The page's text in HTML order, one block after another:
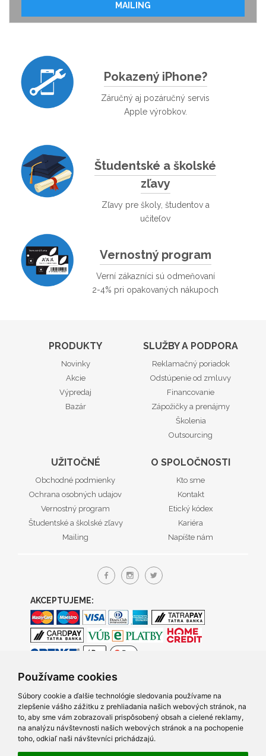
Používame cookies
Súbory cookie a ďalšie technológie sledovania používame na
zlepšenie vášho zážitku z prehliadania našich webových stránok, na
to, aby sme vám zobrazovali prispôsobený obsah a cielené reklamy,
na analýzu návštevnosti našich webových stránok a na pochopenie
toho, odkiaľ naši návštevníci prichádzajú.
MAILING
Pokazený iPhone?
Záručný aj pozáručný servis
Apple výrobkov.
Študentské a školské
zľavy
Zľavy pre školy, študentov a
učiteľov
Vernostný program
Verní zákazníci sú odmeňovaní
2-4% pri opakovaných nákupoch
PRODUKTY
Novinky
Akcie
Výpredaj
Bazár
SLUŽBY A PODPORA
Reklamačný poriadok
Odstúpenie od zmluvy
Financovanie
Zápožičky a prenájmy
Školenia
Outsourcing
UŽITOČNÉ
Obchodné podmienky
Ochrana osobných udajov
Vernostný program
Študentské a školské zľavy
Mailing
O SPOLOČNOSTI
Kto sme
Kontakt
Etický kódex
Kariéra
Napíšte nám
AKCEPTUJEME: